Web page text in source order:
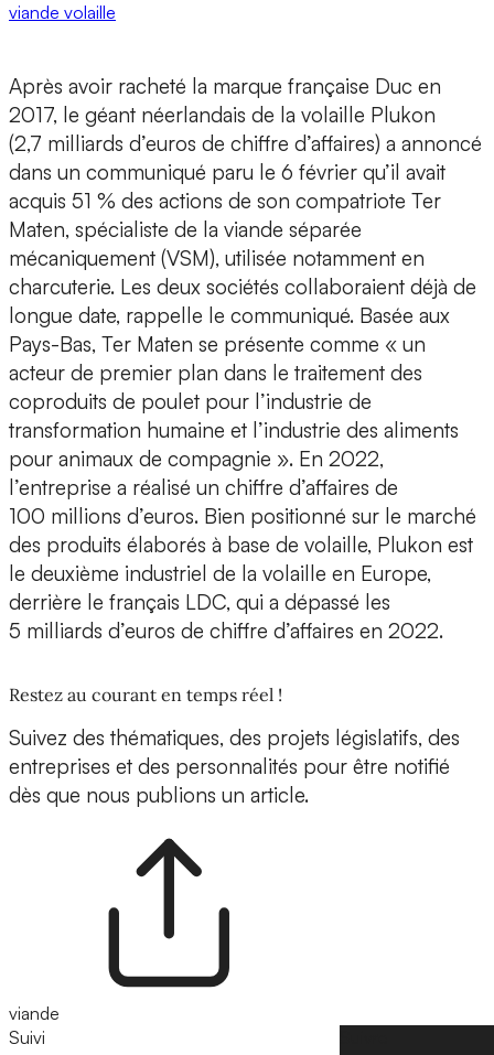
viande volaille
Après avoir racheté la marque française Duc en
2017, le géant néerlandais de la volaille Plukon
(2,7 milliards d’euros de chiffre d’affaires) a annoncé
dans un communiqué paru le 6 février qu’il avait
acquis 51 % des actions de son compatriote Ter
Maten, spécialiste de la viande séparée
mécaniquement (VSM), utilisée notamment en
charcuterie. Les deux sociétés collaboraient déjà de
longue date, rappelle le communiqué. Basée aux
Pays-Bas, Ter Maten se présente comme « un
acteur de premier plan dans le traitement des
coproduits de poulet pour l’industrie de
transformation humaine et l’industrie des aliments
pour animaux de compagnie ». En 2022,
l’entreprise a réalisé un chiffre d’affaires de
100 millions d’euros. Bien positionné sur le marché
des produits élaborés à base de volaille, Plukon est
le deuxième industriel de la volaille en Europe,
derrière le français LDC, qui a dépassé les
5 milliards d’euros de chiffre d’affaires en 2022.
Restez au courant en temps réel !
Suivez des thématiques, des projets législatifs, des
entreprises et des personnalités pour être notifié
dès que nous publions un article.
viande
Suivi